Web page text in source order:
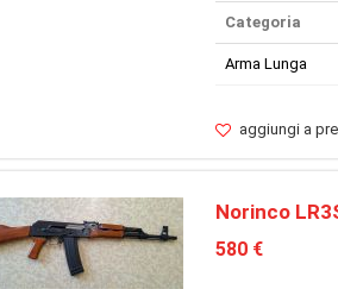
Categoria
Arma Lunga
aggiungi a
Norinco
580 €